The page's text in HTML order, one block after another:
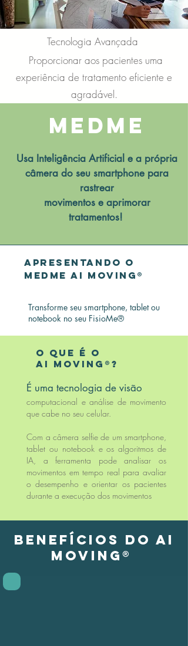
Tecnologia Avançada
Proporcionar aos pacientes uma
experiência de tratamento eficiente e
agradável.
Usa Inteligência Artificial e a própria
câmera do seu smartphone para
rastrear
movimentos e aprimorar
tratamentos!
MEDME
Apresentando o
MedMe AI Moving®
Transforme seu smartphone, tablet ou
notebook no seu FisioMe®
O que é o
AI Moving®?
É uma tecnologia de visão
computacional e análise de movimento
que cabe no seu celular.
Com a câmera selfie de um smartphone,
tablet ou notebook e os algoritmos de
IA, a ferramenta pode analisar os
movimentos em tempo real para avaliar
o desempenho e orientar os pacientes
durante a execução dos movimentos
BENEFÍCIOS DO AI
MOVING®